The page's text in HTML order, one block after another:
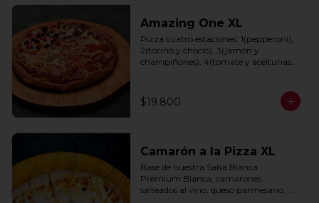
Amazing One XL
Pizza cuatro estaciones: 1(pepperoni),
2(tocino y choclo), 3(jamón y
champiñones), 4(tomate y aceitunas
oregano y especias.
$19.800
Camarón a la Pizza XL
Base de nuestra Salsa Blanca
Premium Blanca, camarones
salteados al vino, queso parmesano,